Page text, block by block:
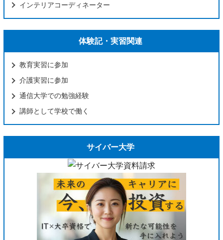
インテリアコーディネーター
体験記・実習関連
教育実習に参加
介護実習に参加
通信大学での勉強経験
講師として学校で働く
サイバー大学